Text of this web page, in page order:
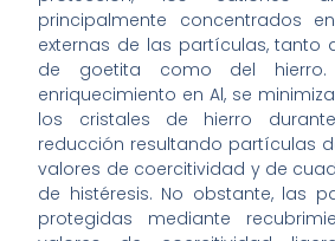
principalmente concentrados
externas de las partículas, tanto
de goetita como del
enriquecimiento en Al, se
los cristales de hierro
reducción resultando partículas
valores de coercitividad y de
de histéresis. No obstante, las
protegidas mediante